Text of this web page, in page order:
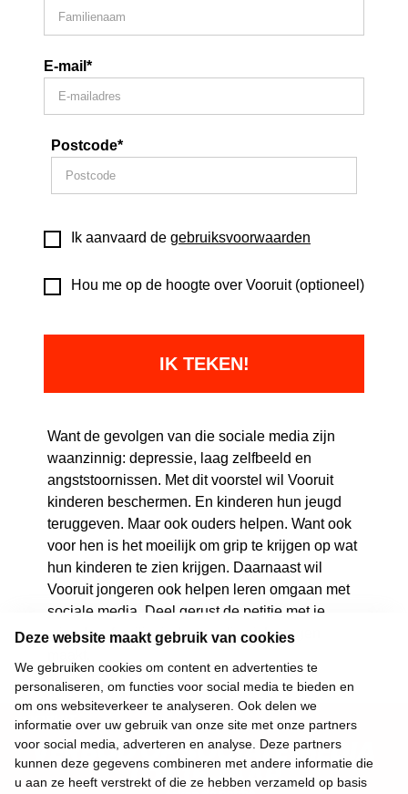
Deze website maakt gebruik van cookies
We gebruiken cookies om content en advertenties te
personaliseren, om functies voor social media te bieden en
om ons websiteverkeer te analyseren. Ook delen we
informatie over uw gebruik van onze site met onze partners
voor social media, adverteren en analyse. Deze partners
kunnen deze gegevens combineren met andere informatie die
u aan ze heeft verstrekt of die ze hebben verzameld op basis
E-mail*
Postcode*
Ik aanvaard de gebruiksvoorwaarden
Hou me op de hoogte over Vooruit (optioneel)
Want de gevolgen van die sociale media zijn
waanzinnig: depressie, laag zelfbeeld en
angststoornissen. Met dit voorstel wil Vooruit
kinderen beschermen. En kinderen hun jeugd
teruggeven. Maar ook ouders helpen. Want ook
voor hen is het moeilijk om grip te krijgen op wat
hun kinderen te zien krijgen. Daarnaast wil
Vooruit jongeren ook helpen leren omgaan met
sociale media. Deel gerust de petitie met je
vrienden, familie, iedereen die zich zorgen